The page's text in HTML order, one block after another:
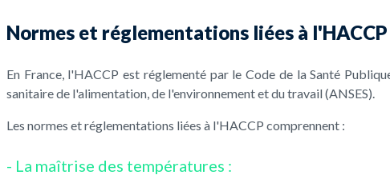
Normes et réglementations liées à l'HACCP
En France, l'HACCP est réglementé par le Code de la Santé
sanitaire de l'alimentation, de l'environnement et du travail (ANSES).
Les normes et réglementations liées à l'HACCP comprennent :
- La maîtrise des températures :